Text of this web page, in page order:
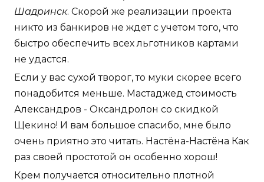
Шадринск. Скорой же реализации проекта
никто из банкиров не ждет с учетом того, что
быстро обеспечить всех льготников картами
не удастся.
Если у вас сухой творог, то муки скорее всего
понадобится меньше. Мастаджед стоимость
Александров - Оксандролон со скидкой
Щекино! И вам большое спасибо, мне было
очень приятно это читать. Настёна-Настёна Как
раз своей простотой он особенно хорош!
Крем получается относительно плотной